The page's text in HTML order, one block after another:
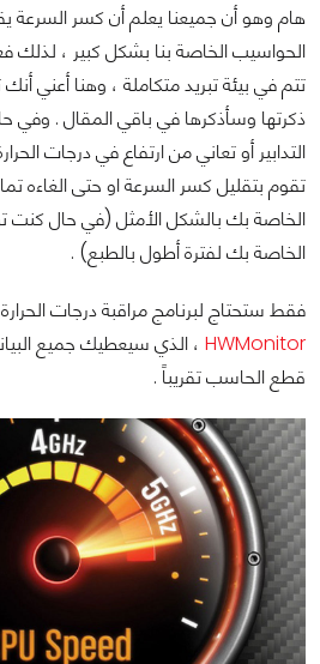
هام وهو أن جميعنا يعلم أن كسر السرعة
الحواسيب الخاصة بنا بشكل كبير ، لذلك
تتم في بيئة تبريد متكاملة ، وهنا أعني أنك
ذكرتها وسأذكرها في باقي المقال . وفي
التدابير أو تعاني من ارتفاع في درجات
تقوم بتقليل كسر السرعة او حتى الغاءه
الخاصة بك بالشكل الأمثل (في حال كنت
الخاصة بك لفترة أطول بالطبع) .
فقط ستحتاج لبرنامج مراقبة درجات
HWMonitor ، الذي سيعطيك جميع
قطع الحاسب تقريباً .